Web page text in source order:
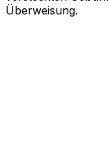
Überweisung.